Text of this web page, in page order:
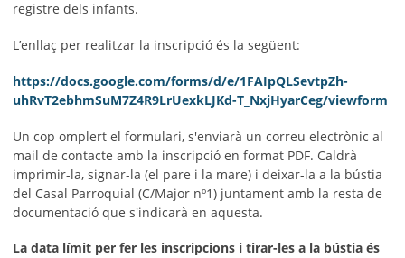
registre dels infants.
L’enllaç per realitzar la inscripció és la següent:
https://docs.google.com/forms/d/e/1FAIpQLSevtpZh-
uhRvT2ebhmSuM7Z4R9LrUexkLJKd-T_NxjHyarCeg/viewform
Un cop omplert el formulari, s'enviarà un correu electrònic al
mail de contacte amb la inscripció en format PDF. Caldrà
imprimir-la, signar-la (el pare i la mare) i deixar-la a la bústia
del Casal Parroquial (C/Major nº1) juntament amb la resta de
documentació que s'indicarà en aquesta.
La data límit per fer les inscripcions i tirar-les a la bústia és